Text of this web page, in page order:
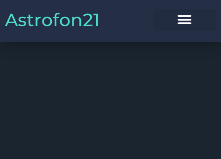
Astrofon21